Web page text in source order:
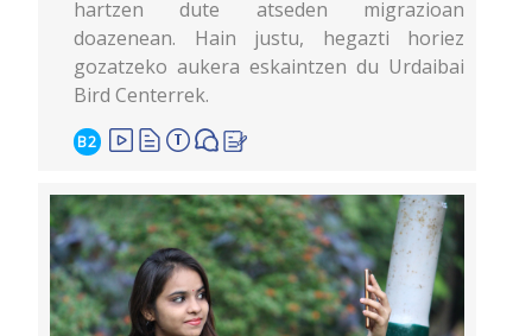
hartzen dute atseden migrazioan
doazenean. Hain justu, hegazti horiez
gozatzeko aukera eskaintzen du Urdaibai
Bird Centerrek.
B2